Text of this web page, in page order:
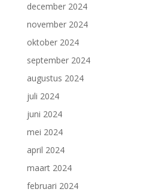
december 2024
november 2024
oktober 2024
september 2024
augustus 2024
juli 2024
juni 2024
mei 2024
april 2024
maart 2024
februari 2024